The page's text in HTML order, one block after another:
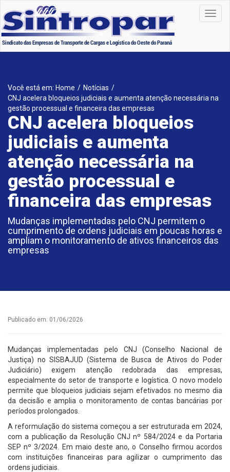
Você está em: Home / Notícias /
CNJ acelera bloqueios judiciais e aumenta atenção necessária na
gestão processual e financeira das empresas
CNJ acelera bloqueios
judiciais e aumenta
atenção necessária na
gestão processual e
financeira das empresas
Mudanças implementadas pelo CNJ permitem o
cumprimento de ordens judiciais em poucas horas e
ampliam o monitoramento de ativos financeiros das
empresas
Publicado em: 01/06/2026
Mudanças implementadas pelo CNJ (Conselho Nacional de
Justiça) no SISBAJUD (Sistema de Busca de Ativos do Poder
Judiciário) exigem atenção redobrada das empresas,
especialmente do setor de transporte e logística. O novo modelo
permite que bloqueios judiciais sejam efetivados no mesmo dia
da decisão e amplia o monitoramento de contas bancárias por
períodos prolongados.
A reformulação do sistema começou a ser estruturada em 2024,
com a publicação da Resolução CNJ nº 584/2024 e da Portaria
SEP nº 3/2024. Em maio deste ano, o Conselho firmou acordos
com instituições financeiras para agilizar o cumprimento das
ordens judiciais.